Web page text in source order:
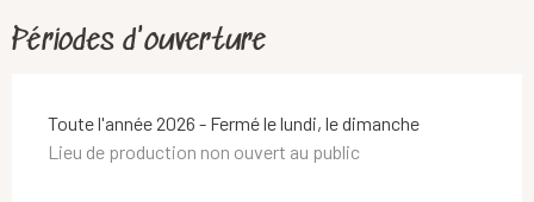
Périodes d'ouverture
Toute l'année 2026 - Fermé le lundi, le dimanche
Lieu de production non ouvert au public